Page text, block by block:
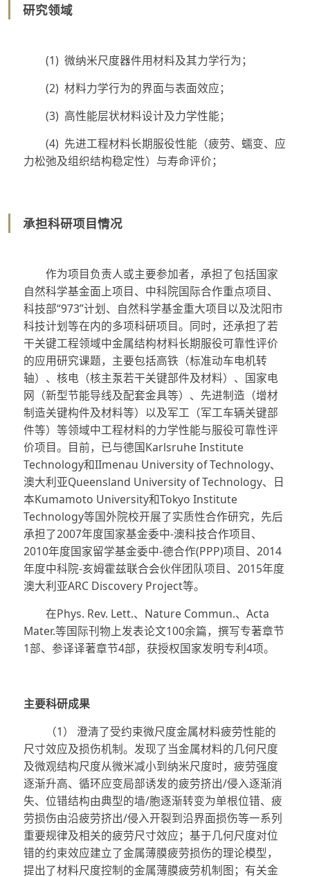
研究领域
(1) 微纳米尺度器件用材料及其力学行为；
(2) 材料力学行为的界面与表面效应；
(3) 高性能层状材料设计及力学性能；
(4) 先进工程材料长期服役性能（疲劳、蠕变、应
力松弛及组织结构稳定性）与寿命评价；
承担科研项目情况
作为项目负责人或主要参加者，承担了包括国家
自然科学基金面上项目、中科院国际合作重点项目、
科技部“973”计划、自然科学基金重大项目以及沈阳市
科技计划等在内的多项科研项目。同时，还承担了若
干关键工程领域中金属结构材料长期服役可靠性评价
的应用研究课题，主要包括高铁（标准动车电机转
轴）、核电（核主泵若干关键部件及材料）、国家电
网（新型节能导线及配套金具等）、先进制造（增材
制造关键构件及材料等）以及军工（军工车辆关键部
件等）等领域中工程材料的力学性能与服役可靠性评
价项目。目前，已与德国Karlsruhe Institute
Technology和IImenau University of Technology、
澳大利亚Queensland University of Technology、日
本Kumamoto University和Tokyo Institute
Technology等国外院校开展了实质性合作研究，先后
承担了2007年度国家基金委中-澳科技合作项目、
2010年度国家留学基金委中-德合作(PPP)项目、2014
年度中科院-亥姆霍兹联合会伙伴团队项目、2015年度
澳大利亚ARC Discovery Project等。
在Phys. Rev. Lett.、Nature Commun.、Acta
Mater.等国际刊物上发表论文100余篇，撰写专著章节
1部、参译译著章节4部，获授权国家发明专利4项。
主要科研成果
（1） 澄清了受约束微尺度金属材料疲劳性能的
尺寸效应及损伤机制。发现了当金属材料的几何尺度
及微观结构尺度从微米减小到纳米尺度时，疲劳强度
逐渐升高、循环应变局部诱发的疲劳挤出/侵入逐渐消
失、位错结构由典型的墙/胞逐渐转变为单根位错、疲
劳损伤由沿疲劳挤出/侵入开裂到沿界面损伤等一系列
重要规律及相关的疲劳尺寸效应；基于几何尺度对位
错的约束效应建立了金属薄膜疲劳损伤的理论模型，
提出了材料尺度控制的金属薄膜疲劳机制图；有关金